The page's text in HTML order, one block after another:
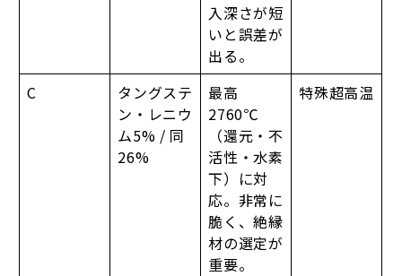
入深さが短
いと誤差が
出る。
C
タングステ
ン・レニウ
ム5% / 同
26%
最高
2760℃
（還元・不
活性・水素
下）に対
応。非常に
脆く、絶縁
材の選定が
重要。
特殊超高温